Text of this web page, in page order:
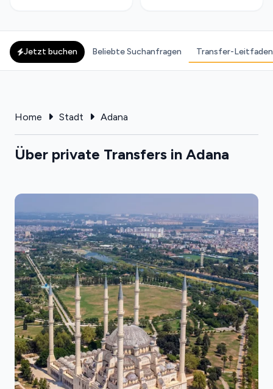
Jetzt buchen Beliebte Suchanfragen Transfer-Leitfaden
Home Stadt Adana
Über private Transfers in Adana